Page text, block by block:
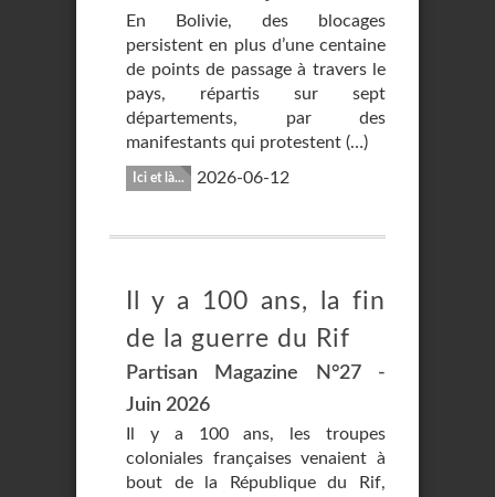
En Bolivie, des blocages
persistent en plus d’une centaine
de points de passage à travers le
pays, répartis sur sept
départements, par des
manifestants qui protestent (…)
Ici et là... 2026-06-12
Il y a 100 ans, la fin
de la guerre du Rif
Partisan Magazine N°27 -
Juin 2026
Il y a 100 ans, les troupes
coloniales françaises venaient à
bout de la République du Rif,